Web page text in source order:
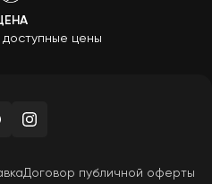
доступные цены
Договор публичной оферты